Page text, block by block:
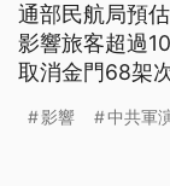
通部民航局預
影響旅客超過
取消金門68架
影響 中共軍